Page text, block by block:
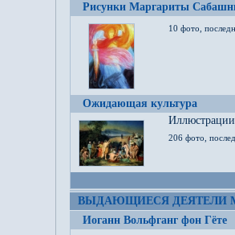
Рисунки Маргариты
10 фото,
Ожидающая культура
206 фото,
ВЫДАЮЩИЕСЯ ДЕЯТЕЛИ
Иоганн Вольфганг фон Гёте